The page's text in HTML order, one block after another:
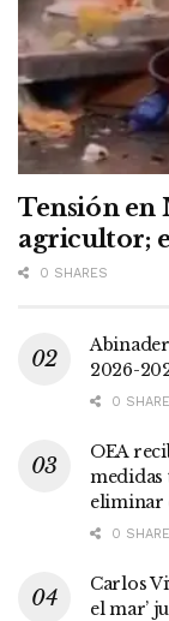
Tensión en
agricultor;
0 SHARES
2026-
0
OEA
medidas
eliminar
0
Carlos
el mar’